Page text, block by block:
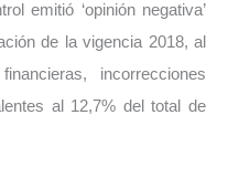
emitió ‘opinión negativa’
de la vigencia 2018, al
incorrecciones
al 12,7% del total de